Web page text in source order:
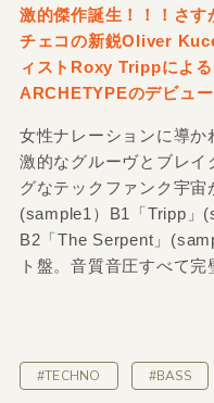
激的傑作誕生！！！さ
チェコの新鋭Oliver
ィストRoxy Trippによ
ARCHETYPEのデビュー
女性ナレーションに導か
激的なグルーヴとブレ
グなテックファンク宇宙
(sample1）B1「Tripp」
B2「The Serpent」
ト盤。音質音圧すべて
#TECHNO #BASS